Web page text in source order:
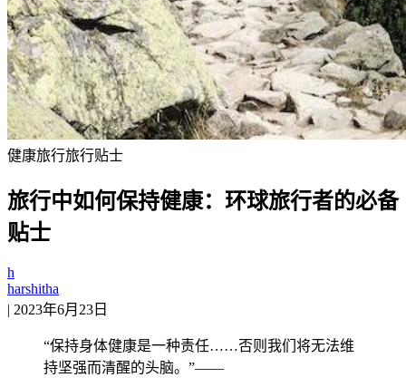
健康旅行旅行贴士
旅行中如何保持健康：环球旅行者的必备
贴士
h
harshitha
| 2023年6月23日
“保持身体健康是一种责任……否则我们将无法维
持坚强而清醒的头脑。”——